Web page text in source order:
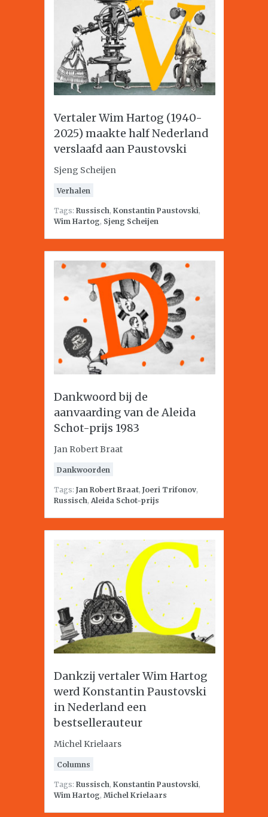
Vertaler Wim Hartog (1940-
2025) maakte half Nederland
verslaafd aan Paustovski
Sjeng Scheijen
Verhalen
Tags: Russisch, Konstantin Paustovski,
Wim Hartog, Sjeng Scheijen
Dankwoord bij de
aanvaarding van de Aleida
Schot-prijs 1983
Jan Robert Braat
Dankwoorden
Tags: Jan Robert Braat, Joeri Trifonov,
Russisch, Aleida Schot-prijs
Dankzij vertaler Wim Hartog
werd Konstantin Paustovski
in Nederland een
bestsellerauteur
Michel Krielaars
Columns
Tags: Russisch, Konstantin Paustovski,
Wim Hartog, Michel Krielaars